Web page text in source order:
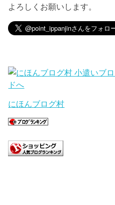
よろしくお願いします。
にほんブログ村